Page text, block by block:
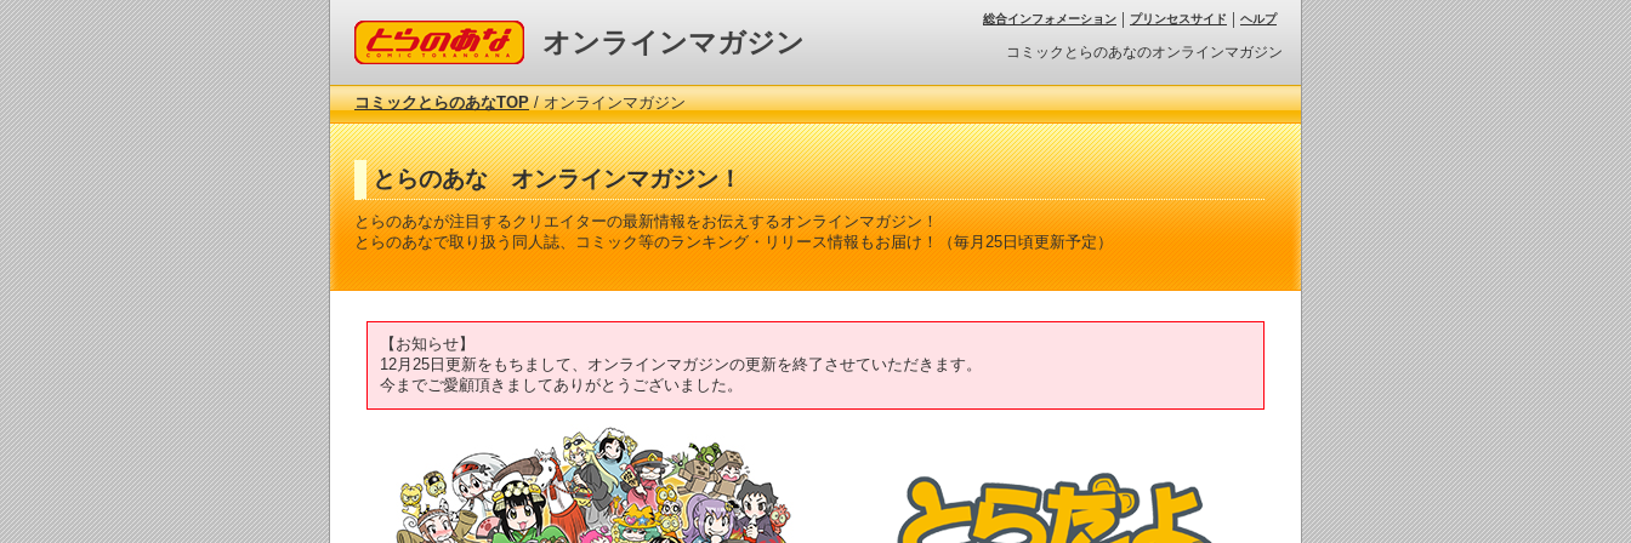
コミックとらのあな オンラインマガジン コミックとらのあなのオンラインマガジン
総合インフォメーション プリンセスサイド ヘルプ
コミックとらのあなTOP/ オンラインマガジン
とらのあな オンラインマガジン！
とらのあなが注目するクリエイターの最新情報をお伝えするオンラインマガジン！
とらのあなで取り扱う同人誌、コミック等のランキング・リリース情報もお届け！（毎月25日頃更新予定）
【お知らせ】
12月25日更新をもちまして、オンラインマガジンの更新を終了させていただきます。
今までご愛顧頂きましてありがとうございました。